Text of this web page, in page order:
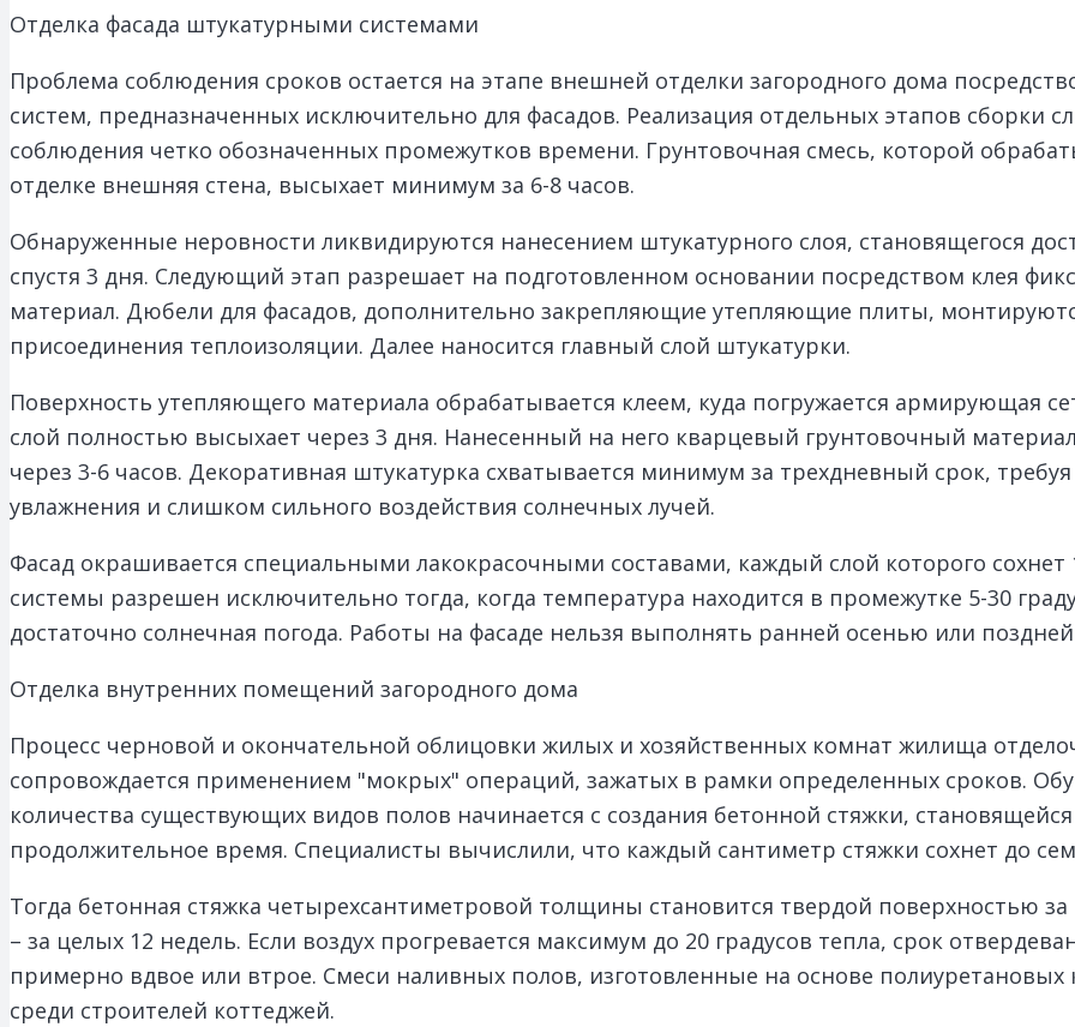
Отделка фасада штукатурными системами
Проблема соблюдения сроков остается на этапе внешней отделки загородного дома
систем, предназначенных исключительно для фасадов. Реализация отдельных этапов сборки
соблюдения четко обозначенных промежутков времени. Грунтовочная смесь, которой
отделке внешняя стена, высыхает минимум за 6-8 часов.
Обнаруженные неровности ликвидируются нанесением штукатурного слоя, становящегося
спустя 3 дня. Следующий этап разрешает на подготовленном основании посредством клея
материал. Дюбели для фасадов, дополнительно закрепляющие утепляющие плиты,
присоединения теплоизоляции. Далее наносится главный слой штукатурки.
Поверхность утепляющего материала обрабатывается клеем, куда погружается армирующая
слой полностью высыхает через 3 дня. Нанесенный на него кварцевый грунтовочный
через 3-6 часов. Декоративная штукатурка схватывается минимум за трехдневный срок,
увлажнения и слишком сильного воздействия солнечных лучей.
Фасад окрашивается специальными лакокрасочными составами, каждый слой которого
системы разрешен исключительно тогда, когда температура находится в промежутке 5-30
достаточно солнечная погода. Работы на фасаде нельзя выполнять ранней осенью или
Отделка внутренних помещений загородного дома
Процесс черновой и окончательной облицовки жилых и хозяйственных комнат жилища
сопровождается применением "мокрых" операций, зажатых в рамки определенных сроков.
количества существующих видов полов начинается с создания бетонной стяжки,
продолжительное время. Специалисты вычислили, что каждый сантиметр стяжки сохнет до
Тогда бетонная стяжка четырехсантиметровой толщины становится твердой поверхностью
– за целых 12 недель. Если воздух прогревается максимум до 20 градусов тепла, срок
примерно вдвое или втрое. Смеси наливных полов, изготовленные на основе
среди строителей коттеджей.